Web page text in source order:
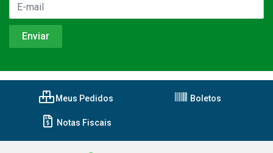
Meus Pedidos Boletos
Notas Fiscais